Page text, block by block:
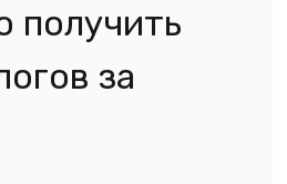
получить
за